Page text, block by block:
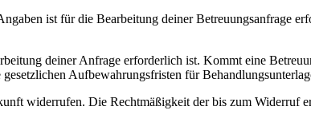
ist für die Bearbeitung deiner Betreuungsanfrage
deiner Anfrage erforderlich ist. Kommt eine
Aufbewahrungsfristen für
widerrufen. Die Rechtmäßigkeit der bis zum Widerruf